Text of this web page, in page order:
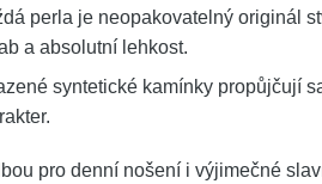
perla je neopakovatelný originál
a absolutní lehkost.
syntetické kamínky propůjčují
pro denní nošení i výjimečné